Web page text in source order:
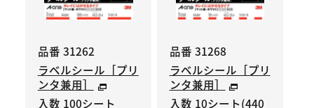
品番 31262
ラベルシール［プリ
ンタ兼用］
入数 100シート
品番 31268
ラベルシール［プリ
ンタ兼用］
入数 10シート(440